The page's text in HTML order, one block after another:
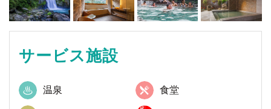
サービス施設
温泉 食堂